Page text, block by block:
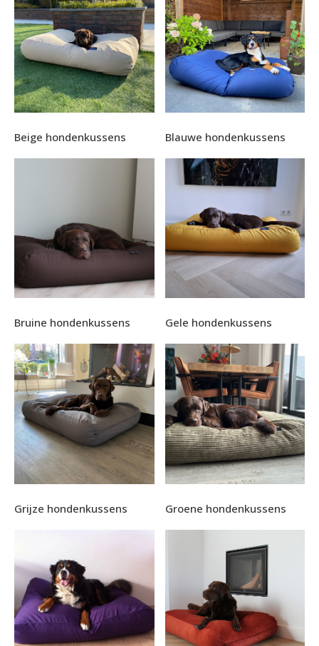
Beige hondenkussens Blauwe hondenkussens
Bruine hondenkussens Gele hondenkussens
Grijze hondenkussens Groene hondenkussens